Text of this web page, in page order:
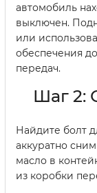
автомобиль
выключен.
или
обеспечения
передач.
Шаг 2:
Найдите болт
аккуратно
масло в
из коробки